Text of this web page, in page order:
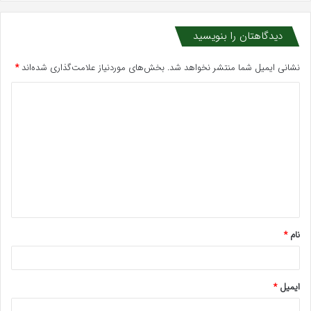
دیدگاهتان را بنویسید
نشانی ایمیل شما منتشر نخواهد شد. بخش‌های موردنیاز علامت‌گذاری شده‌اند*
*
نام*
ایمیل*